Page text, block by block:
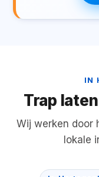
IN
Trap
Wij werken door
lokale